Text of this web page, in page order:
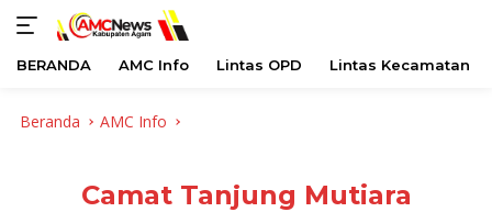
BERANDA AMC Info Lintas OPD Lintas Kecamatan
Beranda AMC Info
Camat Tanjung Mutiara